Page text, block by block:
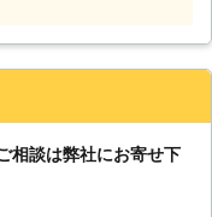
相談は弊社にお寄せ下